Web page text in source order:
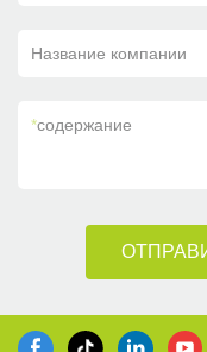
Название компании
*содержание